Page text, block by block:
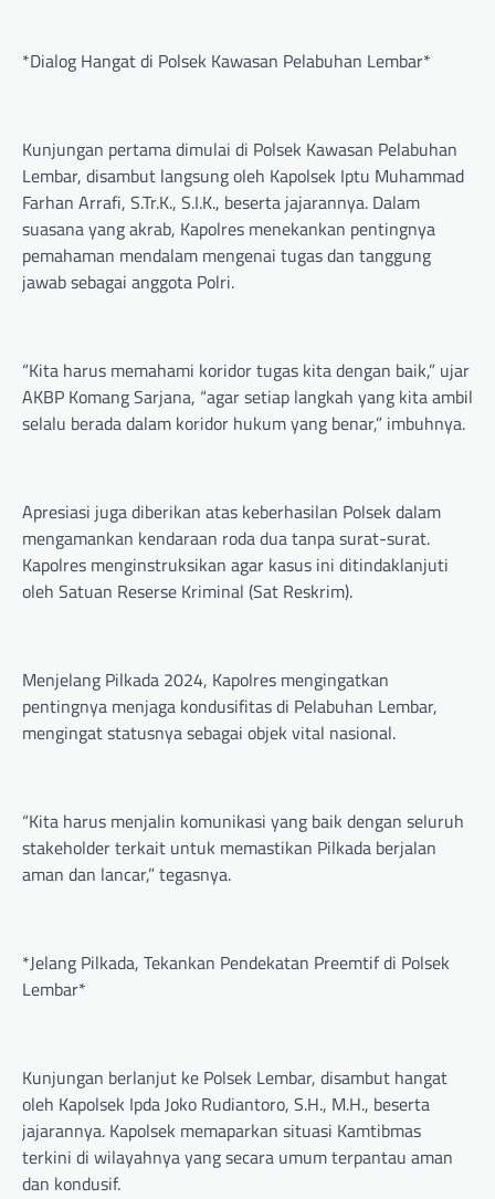
*Dialog Hangat di Polsek Kawasan Pelabuhan Lembar*
Kunjungan pertama dimulai di Polsek Kawasan Pelabuhan
Lembar, disambut langsung oleh Kapolsek Iptu Muhammad
Farhan Arrafi, S.Tr.K., S.I.K., beserta jajarannya. Dalam
suasana yang akrab, Kapolres menekankan pentingnya
pemahaman mendalam mengenai tugas dan tanggung
jawab sebagai anggota Polri.
“Kita harus memahami koridor tugas kita dengan baik,” ujar
AKBP Komang Sarjana, “agar setiap langkah yang kita ambil
selalu berada dalam koridor hukum yang benar,” imbuhnya.
Apresiasi juga diberikan atas keberhasilan Polsek dalam
mengamankan kendaraan roda dua tanpa surat-surat.
Kapolres menginstruksikan agar kasus ini ditindaklanjuti
oleh Satuan Reserse Kriminal (Sat Reskrim).
Menjelang Pilkada 2024, Kapolres mengingatkan
pentingnya menjaga kondusifitas di Pelabuhan Lembar,
mengingat statusnya sebagai objek vital nasional.
“Kita harus menjalin komunikasi yang baik dengan seluruh
stakeholder terkait untuk memastikan Pilkada berjalan
aman dan lancar,” tegasnya.
*Jelang Pilkada, Tekankan Pendekatan Preemtif di Polsek
Lembar*
Kunjungan berlanjut ke Polsek Lembar, disambut hangat
oleh Kapolsek Ipda Joko Rudiantoro, S.H., M.H., beserta
jajarannya. Kapolsek memaparkan situasi Kamtibmas
terkini di wilayahnya yang secara umum terpantau aman
dan kondusif.